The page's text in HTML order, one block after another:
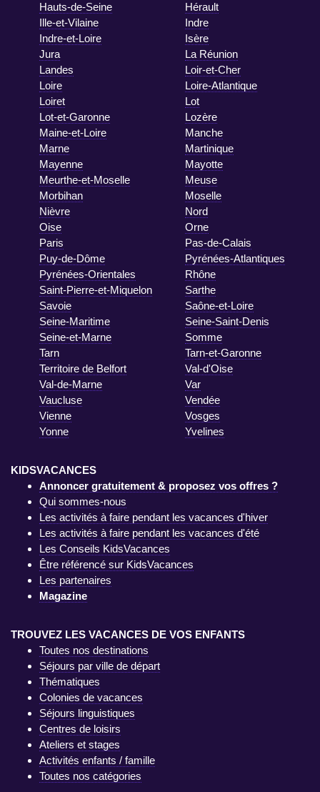
Hauts-de-Seine
Hérault
Ille-et-Vilaine
Indre
Indre-et-Loire
Isère
Jura
La Réunion
Landes
Loir-et-Cher
Loire
Loire-Atlantique
Loiret
Lot
Lot-et-Garonne
Lozère
Maine-et-Loire
Manche
Marne
Martinique
Mayenne
Mayotte
Meurthe-et-Moselle
Meuse
Morbihan
Moselle
Nièvre
Nord
Oise
Orne
Paris
Pas-de-Calais
Puy-de-Dôme
Pyrénées-Atlantiques
Pyrénées-Orientales
Rhône
Saint-Pierre-et-Miquelon
Sarthe
Savoie
Saône-et-Loire
Seine-Maritime
Seine-Saint-Denis
Seine-et-Marne
Somme
Tarn
Tarn-et-Garonne
Territoire de Belfort
Val-d'Oise
Val-de-Marne
Var
Vaucluse
Vendée
Vienne
Vosges
Yonne
Yvelines
KIDSVACANCES
Annoncer gratuitement & proposez vos offres ?
Qui sommes-nous
Les activités à faire pendant les vacances d'hiver
Les activités à faire pendant les vacances d'été
Les Conseils KidsVacances
Être référencé sur KidsVacances
Les partenaires
Magazine
TROUVEZ LES VACANCES DE VOS ENFANTS
Toutes nos destinations
Séjours par ville de départ
Thématiques
Colonies de vacances
Séjours linguistiques
Centres de loisirs
Ateliers et stages
Activités enfants / famille
Toutes nos catégories